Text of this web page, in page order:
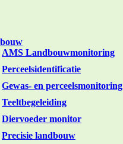
AMS Landbouwmonitoring
Perceelsidentificatie
Gewas- en perceelsmonitoring
Teeltbegeleiding
Diervoeder monitor
Precisie landbouw